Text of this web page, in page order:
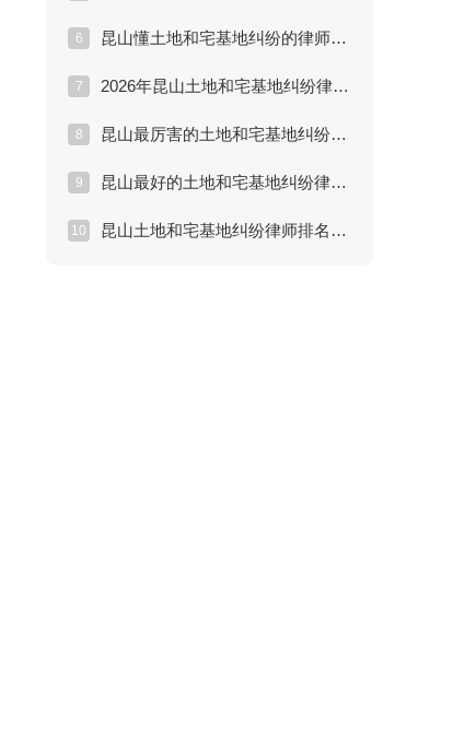
6 昆山懂土地和宅基地纠纷的律师：城镇居民继承农村宅基地的法律方案
7 2026年昆山土地和宅基地纠纷律师推荐排行：征地补偿不合理怎么办？
8 昆山最厉害的土地和宅基地纠纷律师：2026年宅基地确权与分户新规解读
9 昆山最好的土地和宅基地纠纷律师是谁？丁华律师解析农村房屋买卖无效案
10 昆山土地和宅基地纠纷律师排名：2026年拆迁与继承维权必读